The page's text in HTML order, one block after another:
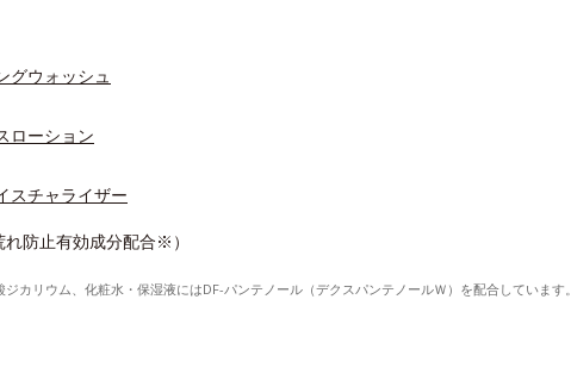
グウォッシュ
ローション
スチャライザー
防止有効成分配合※）
カリウム、化粧水・保湿液にはDF-パンテノール（デクスパンテノールＷ）を配合しています。